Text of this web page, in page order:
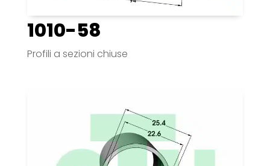
1010-58
Profili a sezioni chiuse